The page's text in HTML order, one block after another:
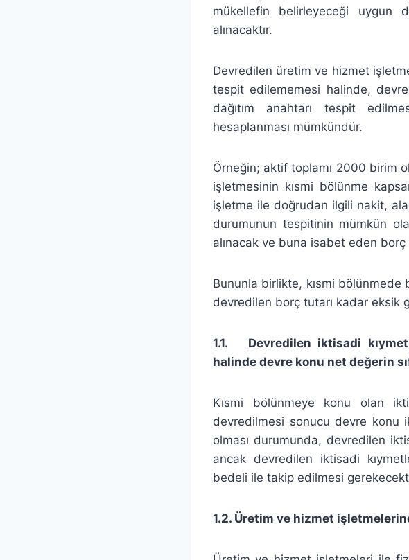
mükellefin belirleyeceği uygun
alınacaktır.
Devredilen üretim ve hizmet
tespit edilememesi halinde,
dağıtım anahtarı tespit
hesaplanması mümkündür.
Örneğin; aktif toplamı 2000 birim
işletmesinin kısmi bölünme
işletme ile doğrudan ilgili nakit,
durumunun tespitinin mümkün
alınacak ve buna isabet eden borç
Bununla birlikte, kısmi bölünmede
devredilen borç tutarı kadar eksik
1.1. Devredilen iktisadi
halinde devre konu net değerin
Kısmi bölünmeye konu olan
devredilmesi sonucu devre konu
olması durumunda, devredilen
ancak devredilen iktisadi
bedeli ile takip edilmesi
1.2. Üretim ve hizmet